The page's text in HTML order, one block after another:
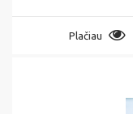
Plačiau